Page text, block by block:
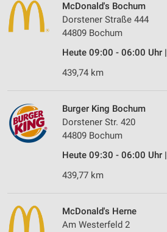
McDonald's Bochum
Dorstener Straße 444
44809 Bochum
Heute 09:00 - 06:00 Uhr |
439,74 km
Burger King Bochum
Dorstener Str. 420
44809 Bochum
Heute 09:30 - 06:00 Uhr |
439,77 km
McDonald's Herne
Am Westerfeld 2